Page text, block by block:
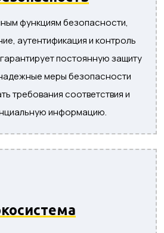
функциям безопасности,
аутентификация и контроль
постоянную защиту
меры безопасности
требования соответствия и
информацию.